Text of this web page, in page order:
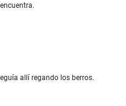
allí regando los berros.